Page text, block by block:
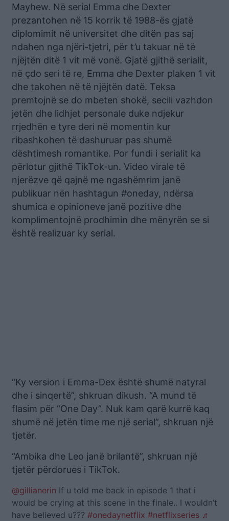
Mayhew. Në serial Emma dhe Dexter
prezantohen në 15 korrik të 1988-ës gjatë
diplomimit në universitet dhe ditën pas saj
ndahen nga njëri-tjetri, për t’u takuar në të
njëjtën ditë 1 vit më vonë. Gjatë gjithë serialit,
në çdo seri të re, Emma dhe Dexter plaken 1 vit
dhe takohen në të njëjtën datë. Teksa
premtojnë se do mbeten shokë, secili vazhdon
jetën dhe lidhjet personale duke ndjekur
rrjedhën e tyre deri në momentin kur
ribashkohen të dashuruar pas shumë
dështimesh romantike. Por fundi i serialit ka
përlotur gjithë TikTok-un. Video virale të
njerëzve që qajnë me ngashëmrim janë
publikuar nën hashtagun #oneday, ndërsa
shumica e opinioneve janë pozitive dhe
komplimentojnë prodhimin dhe mënyrën se si
është realizuar ky serial.
“Ky version i Emma-Dex është shumë natyral
dhe i sinqertë”, shkruan dikush. “A mund të
flasim për “One Day”. Nuk kam qarë kurrë kaq
shumë në jetën time me një serial”, shkruan një
tjetër.
“Ambika dhe Leo janë brilantë”, shkruan një
tjetër përdorues i TikTok.
@gillianerin If u told me back in episode 1 that i
would be crying at this scene in the finale.. I wouldn’t
have believed u??? #onedaynetflix #netflixseries ♬